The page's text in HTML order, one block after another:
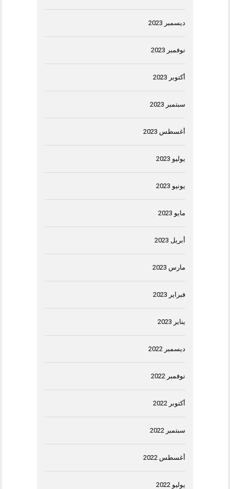
ديسمبر 2023
نوفمبر 2023
أكتوبر 2023
سبتمبر 2023
أغسطس 2023
يوليو 2023
يونيو 2023
مايو 2023
أبريل 2023
مارس 2023
فبراير 2023
يناير 2023
ديسمبر 2022
نوفمبر 2022
أكتوبر 2022
سبتمبر 2022
أغسطس 2022
يوليو 2022